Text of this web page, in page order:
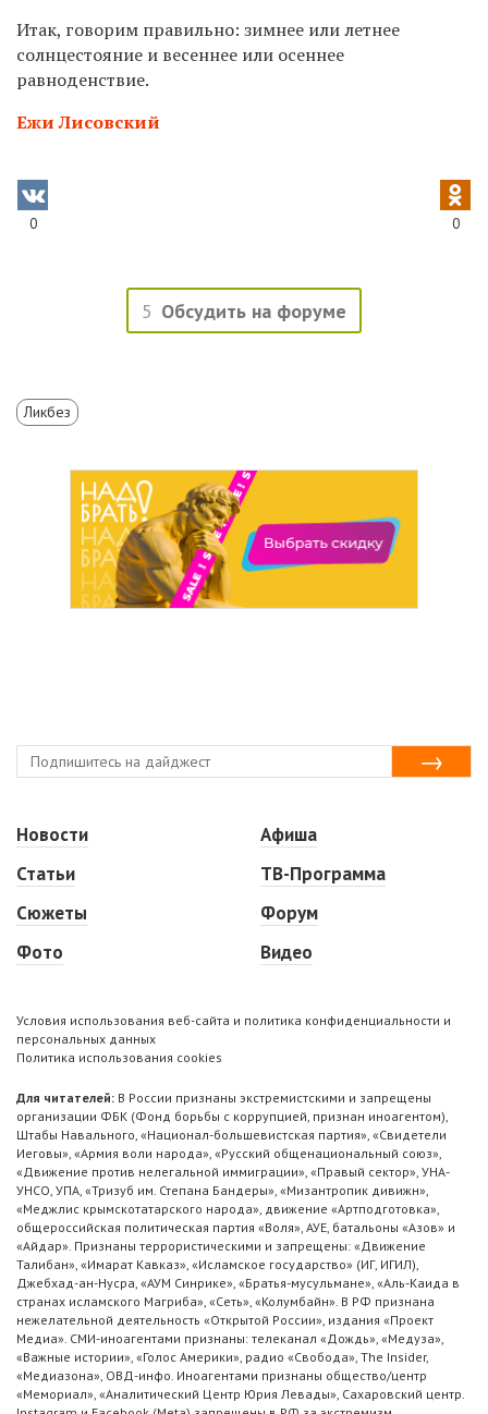
Итак, говорим правильно: зимнее или летнее
солнцестояние и весеннее или осеннее
равноденствие.
Ежи Лисовский
0 0
5 Обсудить на форуме
Ликбез
Новости
Статьи
Сюжеты
Фото
Афиша
ТВ-Программа
Форум
Видео
Условия использования веб-сайта и политика конфиденциальности и
персональных данных
Политика использования cookies
Для читателей: В России признаны экстремистскими и запрещены
организации ФБК (Фонд борьбы с коррупцией, признан иноагентом),
Штабы Навального, «Национал-большевистская партия», «Свидетели
Иеговы», «Армия воли народа», «Русский общенациональный союз»,
«Движение против нелегальной иммиграции», «Правый сектор», УНА-
УНСО, УПА, «Тризуб им. Степана Бандеры», «Мизантропик дивижн»,
«Меджлис крымскотатарского народа», движение «Артподготовка»,
общероссийская политическая партия «Воля», АУЕ, батальоны «Азов» и
«Айдар». Признаны террористическими и запрещены: «Движение
Талибан», «Имарат Кавказ», «Исламское государство» (ИГ, ИГИЛ),
Джебхад-ан-Нусра, «АУМ Синрике», «Братья-мусульмане», «Аль-Каида в
странах исламского Магриба», «Сеть», «Колумбайн». В РФ признана
нежелательной деятельность «Открытой России», издания «Проект
Медиа». СМИ-иноагентами признаны: телеканал «Дождь», «Медуза»,
«Важные истории», «Голос Америки», радио «Свобода», The Insider,
«Медиазона», ОВД-инфо. Иноагентами признаны общество/центр
«Мемориал», «Аналитический Центр Юрия Левады», Сахаровский центр.